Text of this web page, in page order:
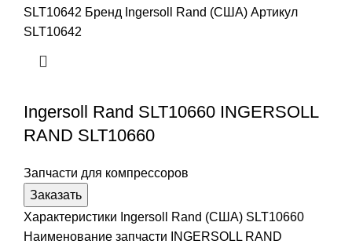
SLT10642 Бренд Ingersoll Rand (США) Артикул
SLT10642
Ingersoll Rand SLT10660 INGERSOLL
RAND SLT10660
Запчасти для компрессоров
Заказать
Характеристики Ingersoll Rand (США) SLT10660
Наименование запчасти INGERSOLL RAND